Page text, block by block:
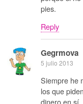
pies.
Reply
Gegrmova
5 julio 2013
Siempre he
los que
dinero en sí,